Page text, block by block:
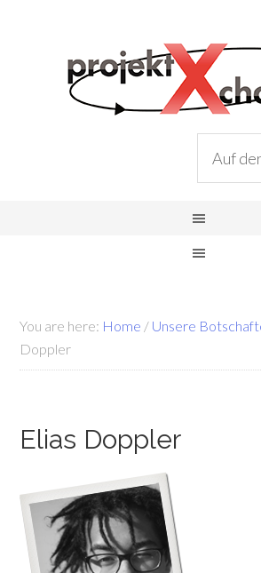
You are here: Home / Unsere
Doppler
Elias Doppler